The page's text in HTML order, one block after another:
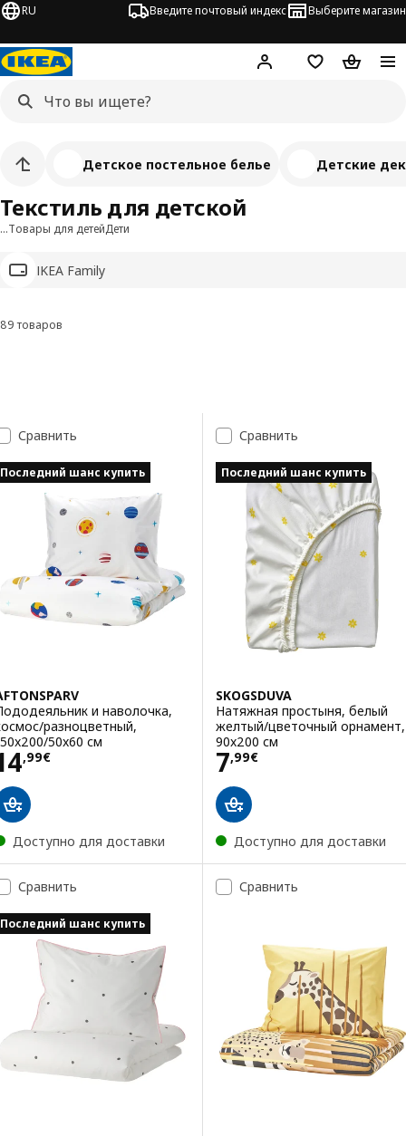
RU Введите почтовый индекс Выберите магазин
Hej! ВойтиСписокКорзина
…Товары для детейДети
IKEA Family
Текстиль для детской
Детское постельное белье Детские
Фильтровать и сортировать
89 товаров
Список результатов поиска
Сравнить
Последний шанс купить
и наволочка,
разноцветный,
50x60 см
,99€14,99€
Доступно для доставки
Сравнить
Последний шанс купить
SKOGSDUVA
Натяжная простыня, белый
желтый/цветочный орнамент,
90x200 см
7,99€
Цена 7,99€
Доступно для доставки
Сравнить
Последний шанс купить
Сравнить